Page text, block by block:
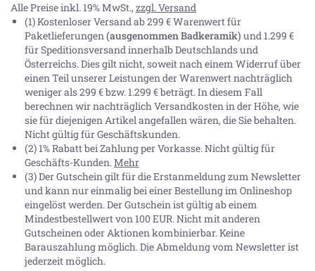
Alle Preise inkl. 19% MwSt., zzgl. Versand
(1) Kostenloser Versand ab 299 € Warenwert für
Paketlieferungen(ausgenommen Badkeramik) und 1.299 €
für Speditionsversand innerhalb Deutschlands und
Österreichs. Dies gilt nicht, soweit nach einem Widerruf über
einen Teil unserer Leistungen der Warenwert nachträglich
weniger als 299 € bzw. 1.299 € beträgt. In diesem Fall
berechnen wir nachträglich Versandkosten in der Höhe, wie
sie für diejenigen Artikel angefallen wären, die Sie behalten.
Nicht gültig für Geschäftskunden.
(2) 1% Rabatt bei Zahlung per Vorkasse. Nicht gültig für
Geschäfts-Kunden.Mehr
(3) Der Gutschein gilt für die Erstanmeldung zum Newsletter
und kann nur einmalig bei einer Bestellung im Onlineshop
eingelöst werden. Der Gutschein ist gültig ab einem
Mindestbestellwert von 100 EUR. Nicht mit anderen
Gutscheinen oder Aktionen kombinierbar. Keine
Barauszahlung möglich. Die Abmeldung vom Newsletter ist
jederzeit möglich.